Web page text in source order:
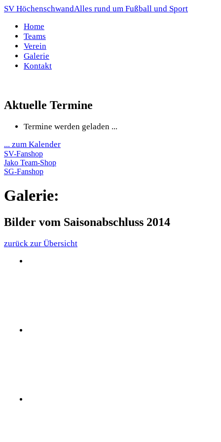
SV HöchenschwandAlles rund um Fußball und Sport
Home
Teams
Verein
Galerie
Kontakt
Aktuelle Termine
Termine werden geladen ...
... zum Kalender
SV-Fanshop
Jako Team-Shop
SG-Fanshop
Galerie:
Bilder vom Saisonabschluss 2014
zurück zur Übersicht